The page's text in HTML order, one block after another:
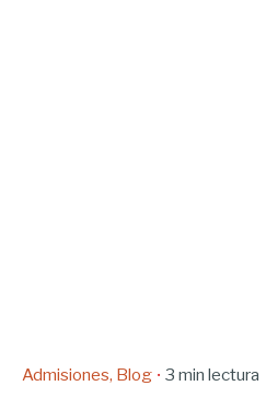
Admisiones Blog 3 min lectura